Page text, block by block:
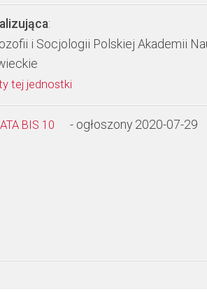
:
i Socjologii Polskiej Akademii
tej jednostki
BIS 10 - ogłoszony 2020-07-29